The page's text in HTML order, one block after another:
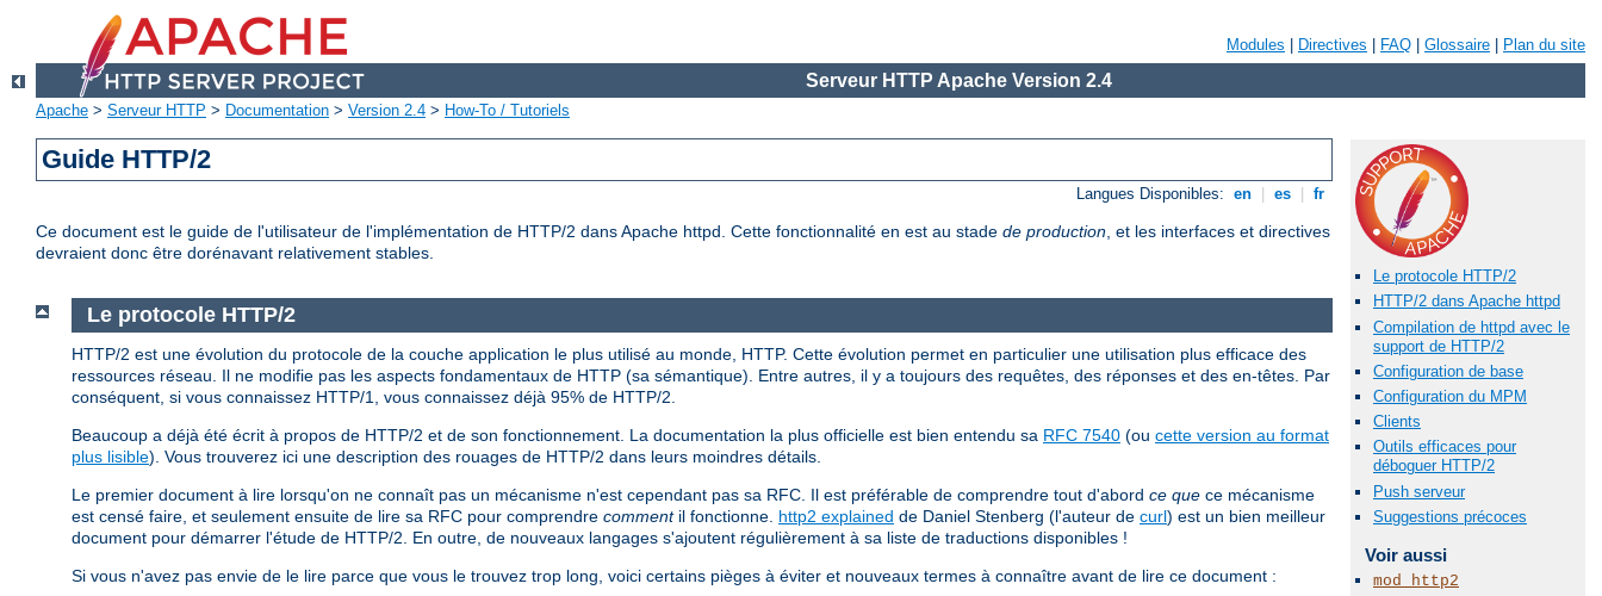
Modules Directives FAQ Glossaire Plan du site
Serveur HTTP Apache Version 2.4
Apache > Serveur HTTP > Documentation > Version 2.4 > How-To / Tutoriels
Guide HTTP/2
Langues Disponibles: en es fr
Ce document est le guide de l'utilisateur de l'implémentation de HTTP/2 dans Apache httpd. Cette fonctionnalité en est au stade de production, et les interfaces et directives
devraient donc être dorénavant relativement stables.
Le protocole HTTP/2
HTTP/2 dans Apache httpd
Compilation de httpd avec le
support de HTTP/2
Configuration de base
Configuration du MPM
Clients
Outils efficaces pour
déboguer HTTP/2
Push serveur
Suggestions précoces
Voir aussi
mod_http2
Le protocole HTTP/2
HTTP/2 est une évolution du protocole de la couche application le plus utilisé au monde, HTTP. Cette évolution permet en particulier une utilisation plus efficace des
ressources réseau. Il ne modifie pas les aspects fondamentaux de HTTP (sa sémantique). Entre autres, il y a toujours des requêtes, des réponses et des en-têtes. Par
conséquent, si vous connaissez HTTP/1, vous connaissez déjà 95% de HTTP/2.
Beaucoup a déjà été écrit à propos de HTTP/2 et de son fonctionnement. La documentation la plus officielle est bien entendu sa RFC 7540 (ou cette version au format
plus lisible). Vous trouverez ici une description des rouages de HTTP/2 dans leurs moindres détails.
Le premier document à lire lorsqu'on ne connaît pas un mécanisme n'est cependant pas sa RFC. Il est préférable de comprendre tout d'abord ce que ce mécanisme
est censé faire, et seulement ensuite de lire sa RFC pour comprendre commentil fonctionne. http2 explained de Daniel Stenberg (l'auteur de curl) est un bien meilleur
document pour démarrer l'étude de HTTP/2. En outre, de nouveaux langages s'ajoutent régulièrement à sa liste de traductions disponibles !
Si vous n'avez pas envie de le lire parce que vous le trouvez trop long, voici certains pièges à éviter et nouveaux termes à connaître avant de lire ce document :